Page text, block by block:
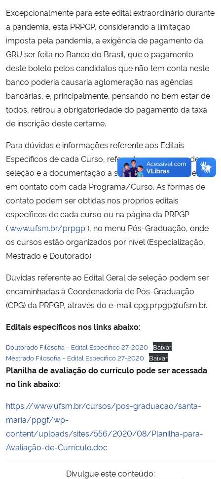
Excepcionalmente para este edital extraordinário durante
a pandemia, esta PRPGP, considerando a limitação
imposta pela pandemia, a exigência de pagamento da
GRU ser feita no Banco do Brasil, que o pagamento
deste boleto pelos candidatos que não tem conta neste
banco poderia causaria aglomeração nas agências
bancárias, e, principalmente, pensando no bem estar de
todos, retirou a obrigatoriedade do pagamento da taxa
de inscrição deste certame.
Para dúvidas e informações referente aos Editais
Específicos de cada Curso, referente ao processo de
seleção e a documentação a ser enviada, deve-se entrar
em contato com cada Programa/Curso. As formas de
contato podem ser obtidas nos próprios editais
específicos de cada curso ou na página da PRPGP
(www.ufsm.br/prpgp), no menu Pós-Graduação, onde
os cursos estão organizados por nível (Especialização,
Mestrado e Doutorado).
Dúvidas referente ao Edital Geral de seleção podem ser
encaminhadas à Coordenadoria de Pós-Graduação
(CPG) da PRPGP, através do e-mail cpg.prpgp@ufsm.br.
Editais específicos nos links abaixo:
Doutorado Filosofia – Edital Específico 27-2020
Baixar
Mestrado Filosofia – Edital Específico 27-2020
Baixar
Planilha de avaliação do currículo pode ser acessada
no link abaixo:
https://www.ufsm.br/cursos/pos-graduacao/santa-
maria/ppgf/wp-
content/uploads/sites/556/2020/08/Planilha-para-
Avaliação-de-Currículo.doc
Divulgue este conteúdo: